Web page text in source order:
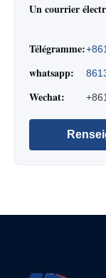
Un courrier
Télégramme:
whatsapp:
Wechat: